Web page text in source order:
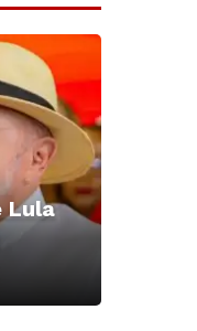
Lula